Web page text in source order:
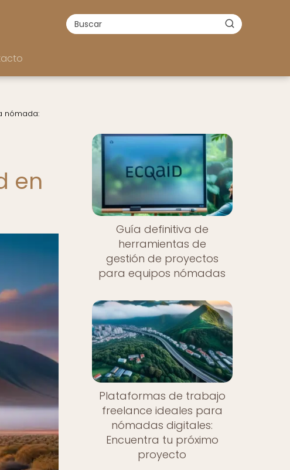
nómada:
en
Guía definitiva de
herramientas de
gestión de proyectos
para equipos nómadas
Plataformas de trabajo
freelance ideales para
nómadas digitales:
Encuentra tu próximo
proyecto